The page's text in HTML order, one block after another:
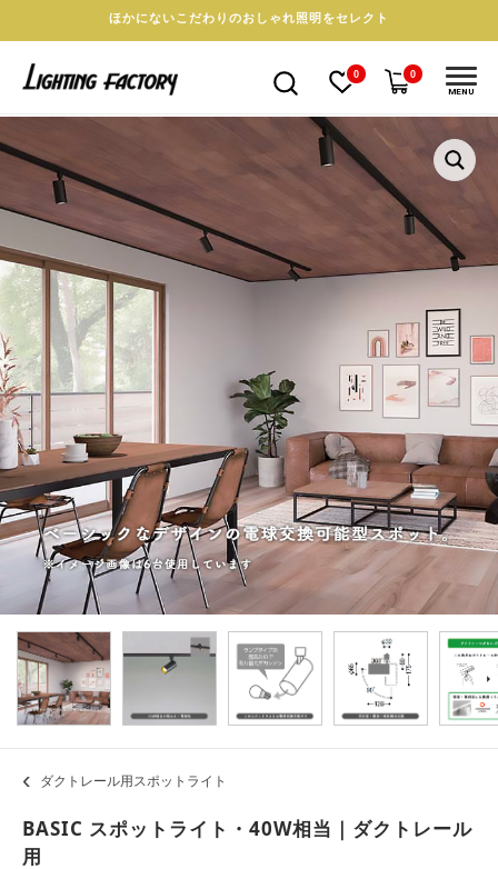
ほかにないこだわりのおしゃれ照明をセレクト
0 0
MENU
ダクトレール用スポットライト
BASIC スポットライト・40W相当｜ダクトレール
用